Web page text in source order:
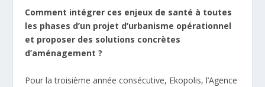
Comment intégrer ces enjeux de santé à toutes
les phases d’un projet d’urbanisme opérationnel
et proposer des solutions concrètes
d’aménagement ?
Pour la troisième année consécutive, Ekopolis, l’Agence